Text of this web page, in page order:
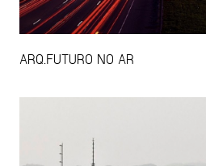
ARQ.FUTURO NO AR